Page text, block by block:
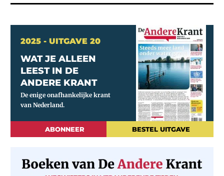
2025 - UITGAVE 20
WAT JE ALLEEN
LEEST IN DE
ANDERE KRANT
ABONNEER BESTEL UITGAVE